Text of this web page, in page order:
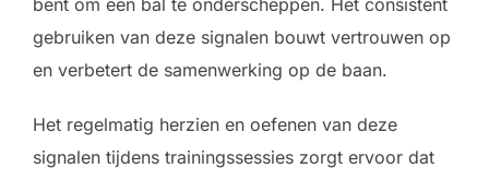
gebruiken van deze signalen bouwt vertrouwen op
en verbetert de samenwerking op de baan.
Het regelmatig herzien en oefenen van deze
signalen tijdens trainingssessies zorgt ervoor dat